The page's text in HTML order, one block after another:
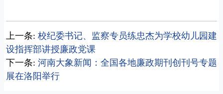
上一条: 校纪委书记、监察专员练忠杰为学校幼儿园建
设指挥部讲授廉政党课
下一条: 河南大象新闻：全国各地廉政期刊创刊号专题
展在洛阳举行